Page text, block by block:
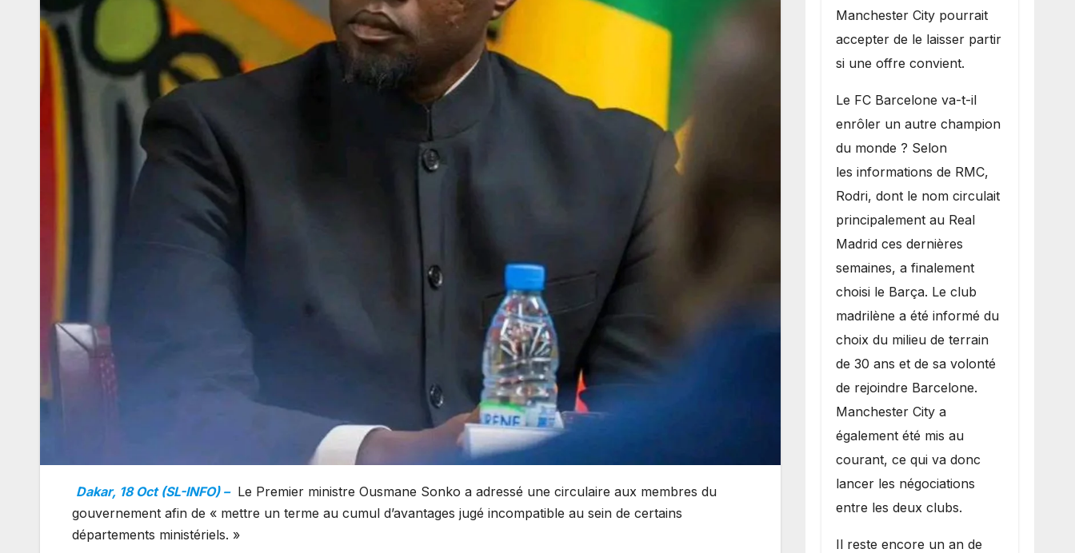
Dakar, 18 Oct (SL-INFO) – Le Premier ministre Ousmane Sonko a adressé une circulaire aux membres du
gouvernement afin de « mettre un terme au cumul d’avantages jugé incompatible au sein de certains
départements ministériels. »
Manchester City pourrait
accepter de le laisser partir
si une offre convient.
​Le FC Barcelone va-t-il
enrôler un autre champion
du monde ? Selon
les informations de RMC,
Rodri, dont le nom circulait
principalement au Real
Madrid ces dernières
semaines, a finalement
choisi le Barça. Le club
madrilène a été informé du
choix du milieu de terrain
de 30 ans et de sa volonté
de rejoindre Barcelone.
Manchester City a
également été mis au
courant, ce qui va donc
lancer les négociations
entre les deux clubs.
​Il reste encore un an de